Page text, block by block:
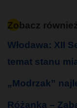
Zobacz
Włodawa: XII
temat stanu
„Modrzak”
Różanka –